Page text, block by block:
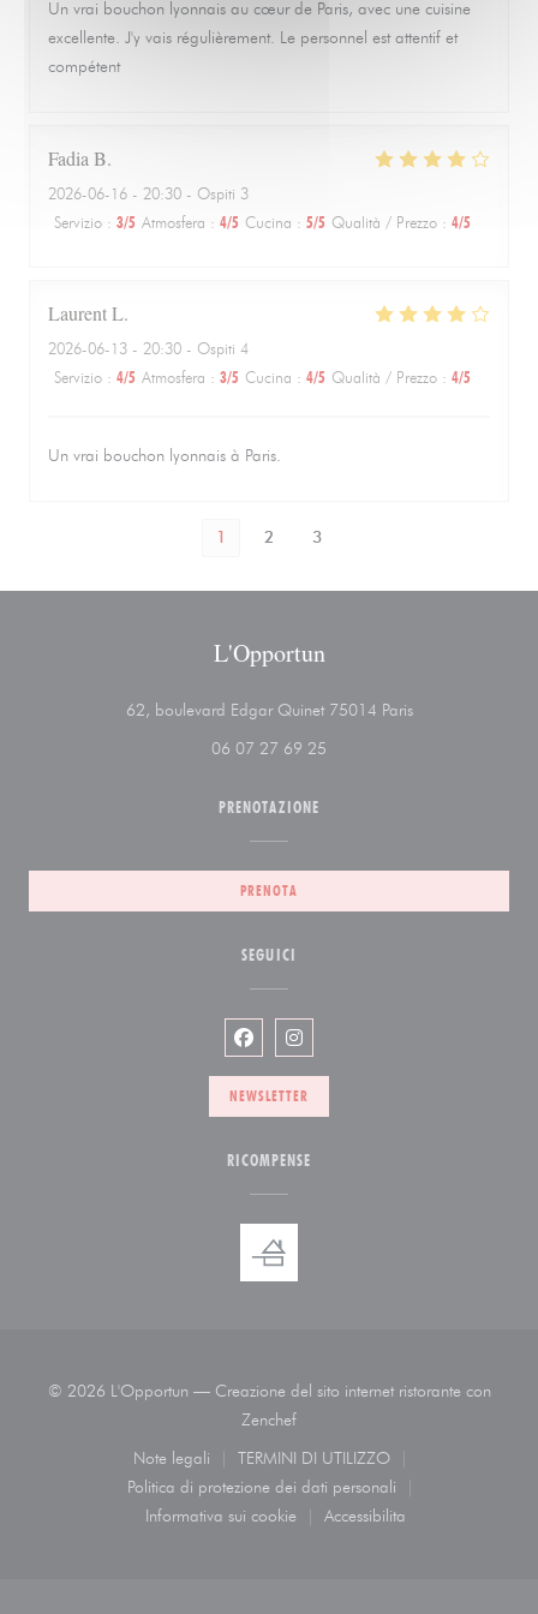
Un vrai bouchon lyonnais au cœur de Paris, avec une cuisine
excellente. J'y vais régulièrement. Le personnel est attentif et
compétent
Fadia B
2026-06-16 - 20:30 - Ospiti 3
Servizio : 3/5 Atmosfera : 4/5 Cucina : 5/5 Qualità / Prezzo : 4/5
LaurentL
2026-06-13 - 20:30 - Ospiti 4
Servizio : 4/5 Atmosfera : 3/5 Cucina : 4/5 Qualità / Prezzo : 4/5
Un vrai bouchon lyonnais à Paris.
1 2 3
L'Opportun
62, boulevard Edgar Quinet 75014 Paris((apre una nuova
06 07 27 69 25
PRENOTAZIONE
PRENOTA
SEGUICI
Facebook ((apre una nuova finestra))
Instagram ((apre una nuova
NEWSLETTER
RICOMPENSE
© 2026 L'Opportun — Creazione del sito internet ristorante con
Zenchef((apre una nuova finestra))
Note legali
((apre una nuova finestra))
TERMINI DI UTILIZZO
Politica di protezione dei dati personali
((apre una nuova finestra))
Informativa sui cookie Accessibilita